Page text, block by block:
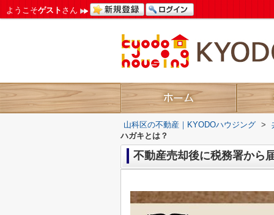
ようこそゲストさん
山科区の不動産｜KYODOハウジング >
ハガキとは？
不動産売却後に税務署から